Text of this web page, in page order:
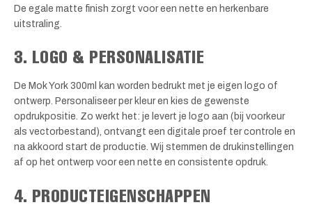
De egale matte finish zorgt voor een nette en herkenbare
uitstraling.
3. LOGO & PERSONALISATIE
De Mok York 300ml kan worden bedrukt met je eigen logo of
ontwerp. Personaliseer per kleur en kies de gewenste
opdrukpositie. Zo werkt het: je levert je logo aan (bij voorkeur
als vectorbestand), ontvangt een digitale proef ter controle en
na akkoord start de productie. Wij stemmen de drukinstellingen
af op het ontwerp voor een nette en consistente opdruk.
4. PRODUCTEIGENSCHAPPEN